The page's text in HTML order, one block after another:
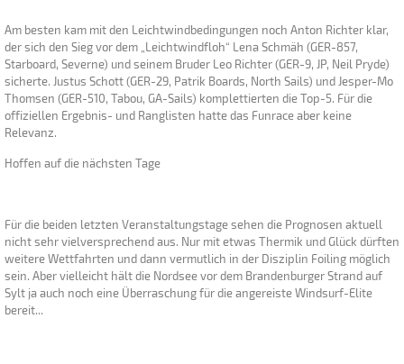
Am besten kam mit den Leichtwindbedingungen noch Anton Richter klar,
der sich den Sieg vor dem „Leichtwindfloh“ Lena Schmäh (GER-857,
Starboard, Severne) und seinem Bruder Leo Richter (GER-9, JP, Neil Pryde)
sicherte. Justus Schott (GER-29, Patrik Boards, North Sails) und Jesper-Mo
Thomsen (GER-510, Tabou, GA-Sails) komplettierten die Top-5. Für die
offiziellen Ergebnis- und Ranglisten hatte das Funrace aber keine
Relevanz.
Hoffen auf die nächsten Tage
Für die beiden letzten Veranstaltungstage sehen die Prognosen aktuell
nicht sehr vielversprechend aus. Nur mit etwas Thermik und Glück dürften
weitere Wettfahrten und dann vermutlich in der Disziplin Foiling möglich
sein. Aber vielleicht hält die Nordsee vor dem Brandenburger Strand auf
Sylt ja auch noch eine Überraschung für die angereiste Windsurf-Elite
bereit...